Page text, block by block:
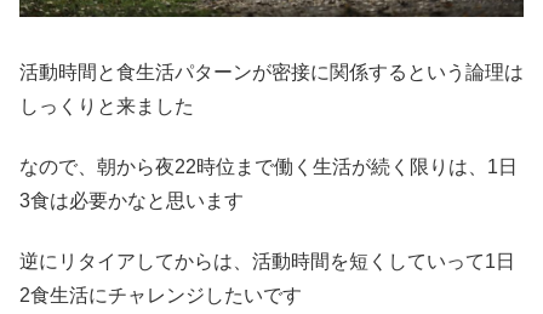
活動時間と食生活パターンが密接に関係するという論理は
しっくりと来ました
なので、朝から夜22時位まで働く生活が続く限りは、1日
3食は必要かなと思います
逆にリタイアしてからは、活動時間を短くしていって1日
2食生活にチャレンジしたいです